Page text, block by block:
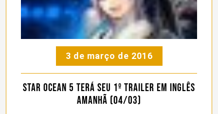
3 de março de 2016
Star Ocean 5 terá seu 1º trailer em inglês
amanhã (04/03)